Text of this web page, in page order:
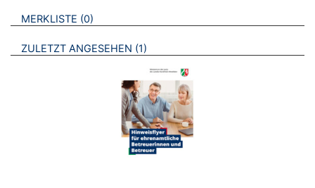
VERWEISE AUF VERMERKTE- ODER ZULETZT ANGESEHENE
MERKLISTE 0 BROSCHÜREN
ZULETZT ANGESEHEN 1 BROSCHÜREN